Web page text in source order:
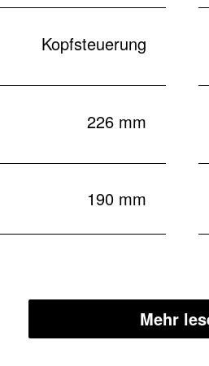
Kopfsteuerung
226 mm
190 mm
Mehr